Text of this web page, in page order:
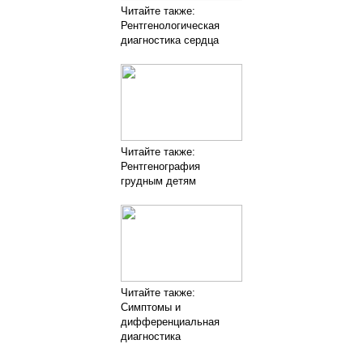
Читайте также:
Рентгенологическая
диагностика сердца
Читайте также:
Рентгенография
грудным детям
Читайте также:
Симптомы и
дифференциальная
диагностика